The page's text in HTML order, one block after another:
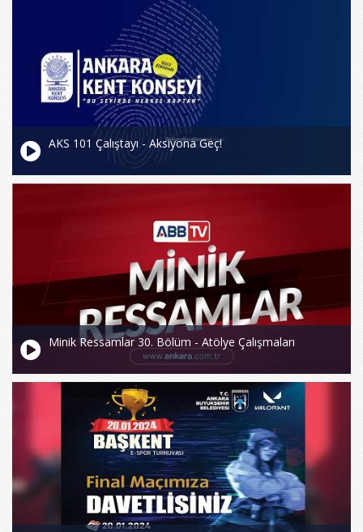
AKS 101 Çalıştayı - Aksiyona Geç!
Minik Ressamlar 30. Bölüm - Atölye Çalışmaları